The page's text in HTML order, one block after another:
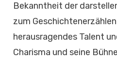
Bekanntheit der
zum
herausragendes Talent
Charisma und seine